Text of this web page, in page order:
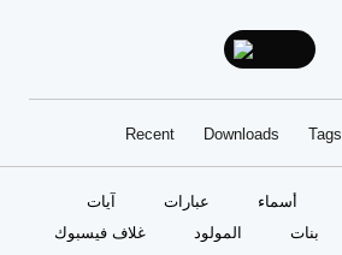
Recent Downloads Tags
آيات عبارات أسماء
غلاف فيسبوك
المولود بنات